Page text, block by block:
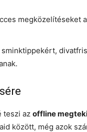
megközelítéseket
sminktippekért,
teszi az offline
között, még azok